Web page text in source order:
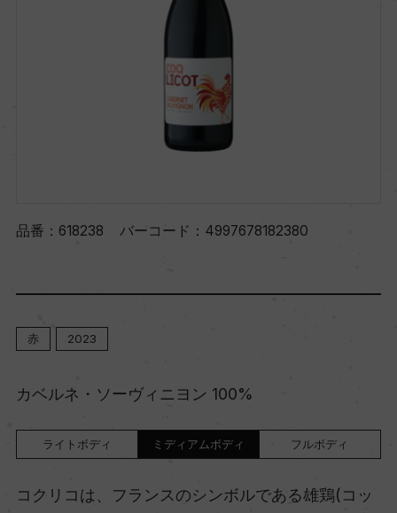
品番： 618238 バーコード： 4997678182380
赤 2023
カベルネ・ソーヴィニヨン 100%
ライトボディ ミディアムボディ フルボディ
コクリコは、フランスのシンボルである雄鶏(コッ